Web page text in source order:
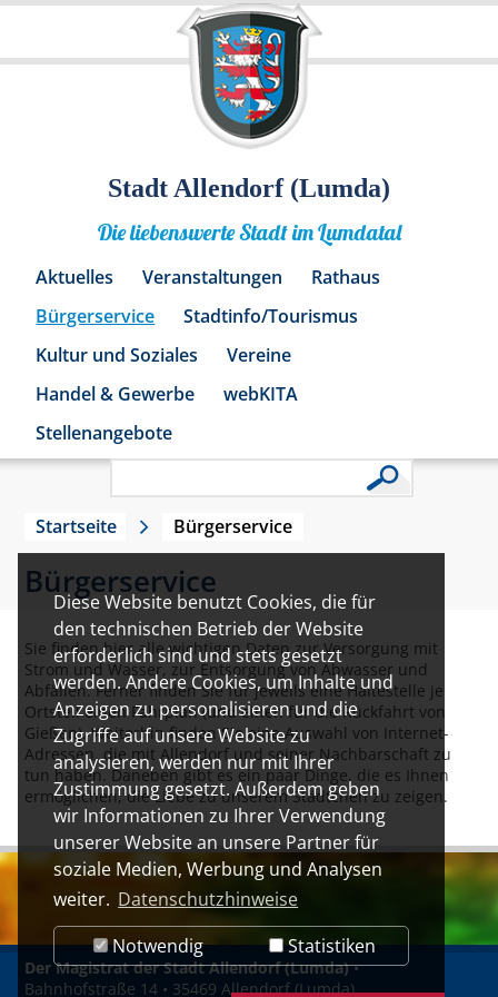
Diese Website benutzt Cookies, die für
den technischen Betrieb der Website
erforderlich sind und stets gesetzt
werden. Andere Cookies, um Inhalte und
Anzeigen zu personalisieren und die
Zugriffe auf unsere Website zu
analysieren, werden nur mit Ihrer
Zustimmung gesetzt. Außerdem geben
wir Informationen zu Ihrer Verwendung
unserer Website an unsere Partner für
soziale Medien, Werbung und Analysen
weiter. Datenschutzhinweise
Notwendig
Statistiken
Stadt Allendorf (Lumda)
Die liebenswerte Stadt im Lumdatal
Aktuelles Veranstaltungen
Rathaus
Bürgerservice
Stadtinfo/Tourismus
Kultur und Soziales
Vereine
Handel & Gewerbe
webKITA
Stellenangebote
Startseite Bürgerservice
Bürgerservice
Sie finden hier alle wichtigen Daten zur Versorgung mit
Strom und Wasser, zur Entsorgung von Abwasser und
Abfällen. Ferner finden Sie für jeweils eine Haltestelle je
Ortsteil einen Fahrplan (und einen für die Rückfahrt von
Gießen). Weiterhin finden Sie eine Auswahl von Internet-
Adressen, die mit Allendorf und seiner Nachbarschaft zu
tun haben. Daneben gibt es ein paar Dinge, die es Ihnen
ermöglichen, die Liebe zu unserem Städtchen zu zeigen.
Der Magistrat der Stadt Allendorf (Lumda)•
Bahnhofstraße 14 • 35469 Allendorf (Lumda)